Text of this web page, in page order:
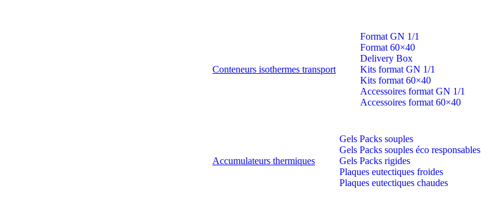
Conteneurs isothermes transport
Format GN 1/1
Format 60×40
Delivery Box
Kits format GN 1/1
Kits format 60×40
Accessoires format GN 1/1
Accessoires format 60×40
Accumulateurs thermiques
Gels Packs souples
Gels Packs souples éco responsables
Gels Packs rigides
Plaques eutectiques froides
Plaques eutectiques chaudes